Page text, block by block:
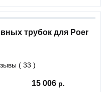
трубок для Poer
( 33 )
15 006